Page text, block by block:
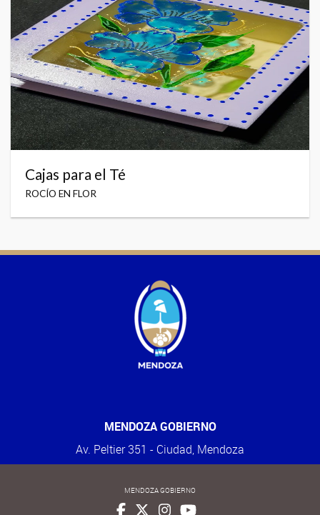
Cajas para el Té
ROCÍO EN FLOR
MENDOZA GOBIERNO
Av. Peltier 351 - Ciudad, Mendoza
MENDOZA GOBIERNO